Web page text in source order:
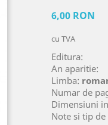
6,00 RON
cu TVA
Editura:
An aparitie:
Limba:
Numar de
Dimensiuni
Note si tip de